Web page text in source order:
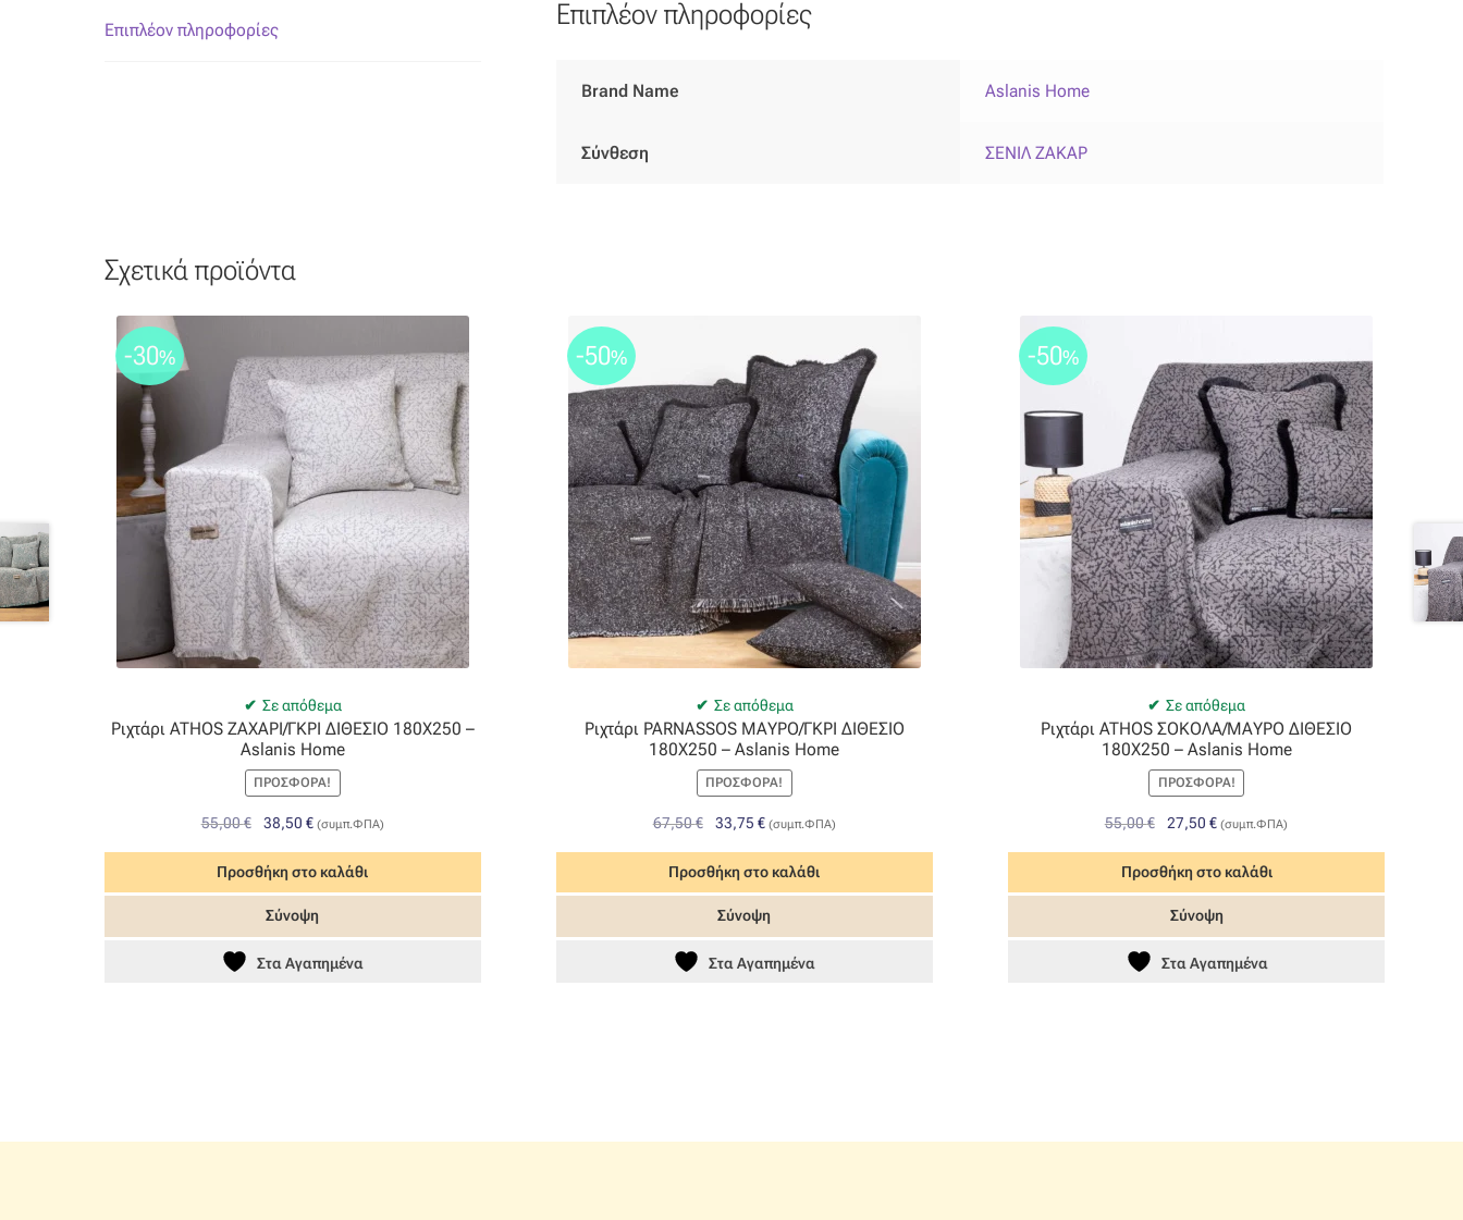
Επιπλέον πληροφορίες Επιπλέον πληροφορίες
Brand Name Aslanis Home
Σύνθεση ΣΕΝΙΛ ΖΑΚΑΡ
Σχετικά προϊόντα
Σε απόθεμα
-30%
Ριχτάρι ATHOS ΖΑΧΑΡΙ/ΓΚΡΙ ΔΙΘΕΣΙΟ 180Χ250 –
Aslanis Home
ΠΡΟΣΦΟΡΆ!
55,00€
Original
was:
55,00 €.
38,50€Η
τιμή
είναι:
38,50 €.
(συμπ.ΦΠΑ)
Προσθήκη στο καλάθι
Σύνοψη
Στα Αγαπημένα
Σε απόθεμα
-50%
Ριχτάρι PARNASSOS ΜΑΥΡΟ/ΓΚΡΙ ΔΙΘΕΣΙΟ
180Χ250 – Aslanis Home
ΠΡΟΣΦΟΡΆ!
67,50€
Original
was:
67,50 €.
33,75€Η
τιμή
είναι:
33,75 €.
(συμπ.ΦΠΑ)
Προσθήκη στο καλάθι
Σύνοψη
Στα Αγαπημένα
Σε απόθεμα
-50%
Ριχτάρι ATHOS ΣΟΚΟΛΑ/ΜΑΥΡΟ ΔΙΘΕΣΙΟ
180Χ250 – Aslanis Home
ΠΡΟΣΦΟΡΆ!
55,00€
Original
was:
55,00 €.
27,50€Η
τιμή
είναι:
27,50 €.
(συμπ.ΦΠΑ)
Προσθήκη στο καλάθι
Σύνοψη
Στα Αγαπημένα